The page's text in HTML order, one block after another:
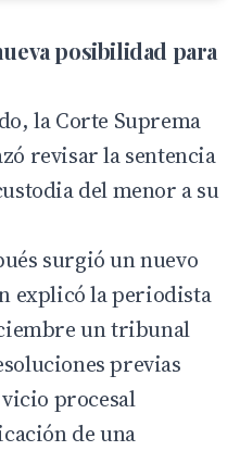
posibilidad para
la Corte Suprema
revisar la sentencia
del menor a su
surgió un nuevo
explicó la periodista
un tribunal
previas
procesal
de una